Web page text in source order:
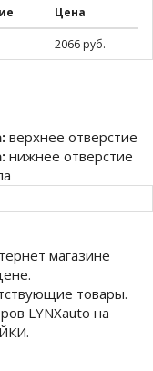
Цена
2066 руб.
верхнее отверстие
нижнее отверстие
магазине
товары.
LYNXauto на